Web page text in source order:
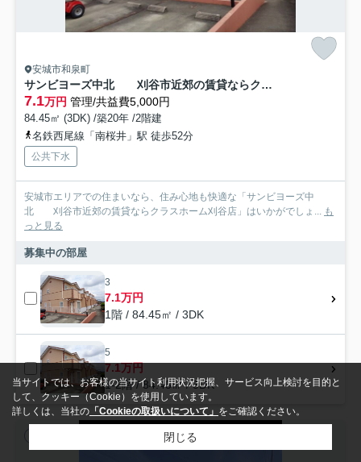
安城市和泉町
サンビヨーズ中北 刈谷市近郊の賃貸ならクラスホーム刈谷店
7.1万円 管理/共益費5,000円
84.45㎡ (3DK) /築20年 /2階建
名鉄西尾線「南桜井」駅 徒歩52分
公共下水
安城市エリアでの住まいなら、住み心地も快適な「サンビヨーズ中
北 刈谷市近郊の賃貸ならクラスホーム刈谷店」はいかがでしょ...
も
っと見る
募集中の部屋
3
7.1万円
1階 / 84.45㎡ / 3DK
5
7.1万円
1-2階 / 84.45㎡ / 3DK
当サイトでは、お客様の当サイト利用状況把握、サービス向上検討を目的と
して、クッキー（Cookie）を使用しています。
詳しくは、当社の 「Cookieの取扱いについて」 をご確認ください。
閉じる